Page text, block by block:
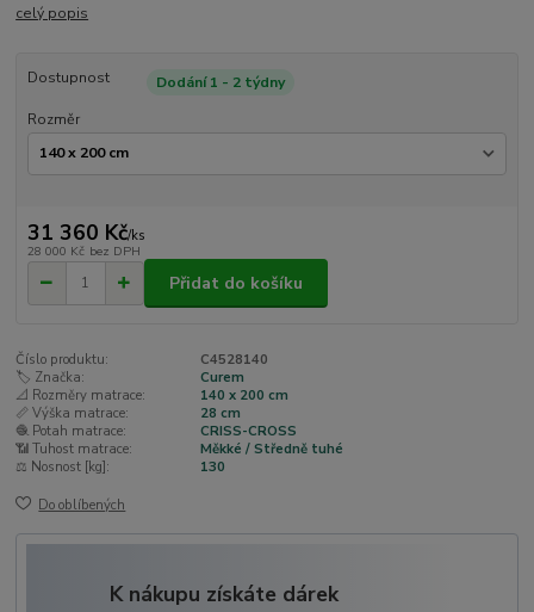
celý popis
Dostupnost
Dodání 1 - 2 týdny
Rozměr
31 360 Kč/ks
28 000 Kč bez DPH
Přidat do košíku
Číslo produktu:
C4528140
🏷️ Značka:
Curem
📐 Rozměry matrace:
140 x 200 cm
📏 Výška matrace:
28 cm
🧶 Potah matrace:
CRISS-CROSS
📶 Tuhost matrace:
Měkké / Středně tuhé
⚖️ Nosnost [kg]:
130
Do oblíbených
K nákupu získáte dárek